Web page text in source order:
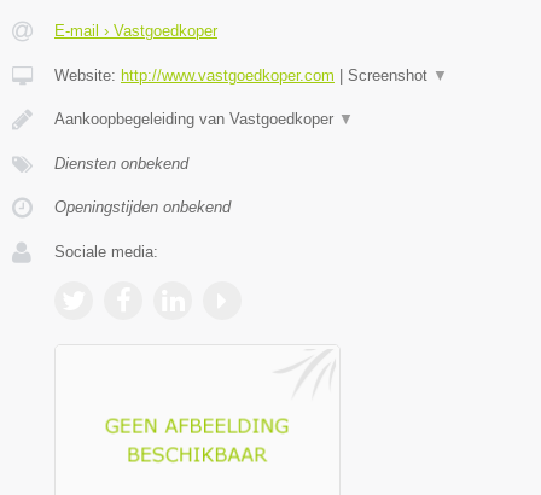
E-mail › Vastgoedkoper
Website: http://www.vastgoedkoper.com Screenshot ▼
Aankoopbegeleiding van Vastgoedkoper ▼
Diensten onbekend
Openingstijden onbekend
Sociale media: